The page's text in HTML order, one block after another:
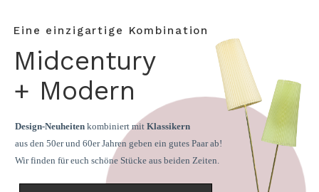
Eine einzigartige Kombination
Midcentury
+ Modern
Design-Neuheiten kombiniert mit Klassikern
aus den 50er und 60er Jahren geben ein gutes Paar ab!
Wir finden für euch schöne Stücke aus beiden Zeiten.